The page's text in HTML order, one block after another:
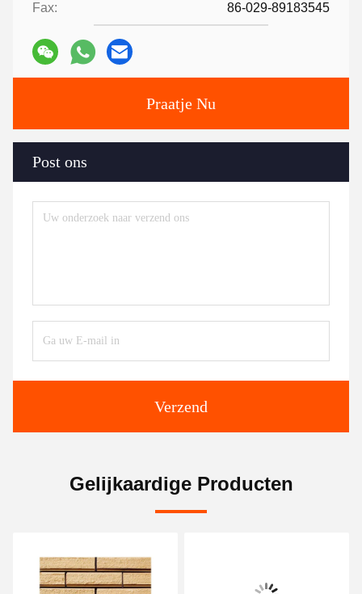
Fax: 86-029-89183545
Praatje Nu
Post ons
Verzend
Gelijkaardige Producten